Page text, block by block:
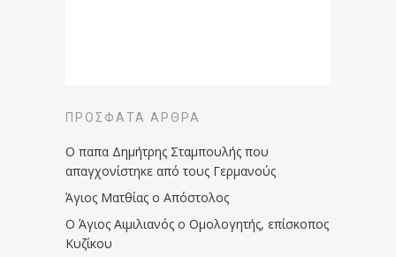
ΠΡΌΣΦΑΤΑ ΆΡΘΡΑ
Ο παπα Δημήτρης Σταμπουλής που
απαγχονίστηκε από τους Γερμανούς
Άγιος Ματθίας ο Απόστολος
Ο Άγιος Αιμιλιανός ο Ομολογητής, επίσκοπος
Κυζίκου